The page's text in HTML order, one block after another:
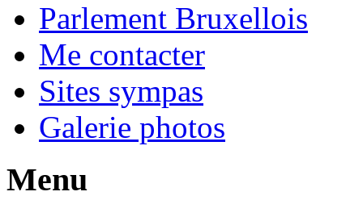
Parlement Bruxellois
Me contacter
Sites sympas
Galerie photos
Menu